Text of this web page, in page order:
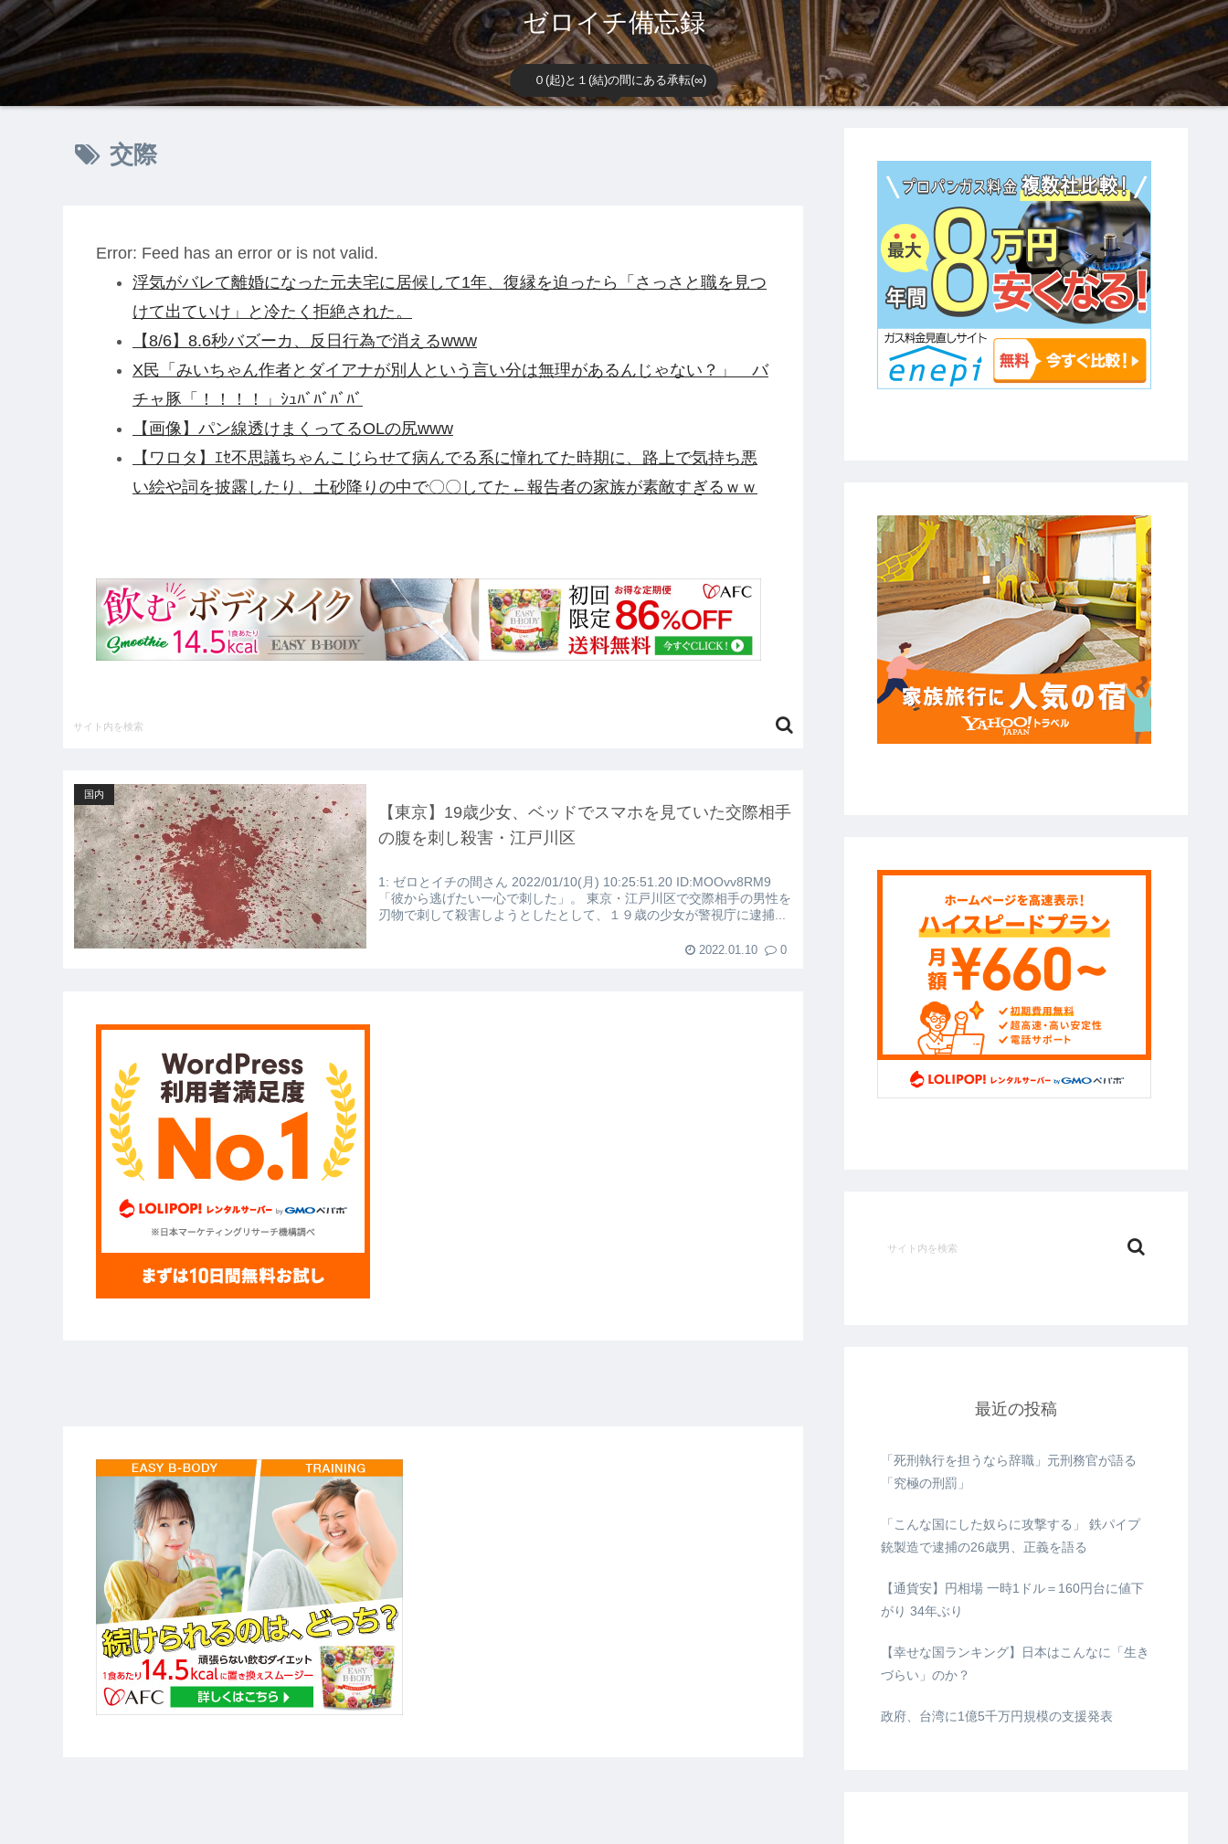
ゼロイチ備忘録
０(起)と１(結)の間にある承転(∞)
交際
Error: Feed has an error or is not valid.
浮気がバレて離婚になった元夫宅に居候して1年、復縁を迫ったら「さっさと職を見つ
けて出ていけ」と冷たく拒絶された。
【8/6】8.6秒バズーカ、反日行為で消えるwww
X民「みいちゃん作者とダイアナが別人という言い分は無理があるんじゃない？」 バ
チャ豚「！！！！」ｼｭﾊﾞﾊﾞﾊﾞﾊﾞ
【画像】パン線透けまくってるOLの尻www
【ワロタ】ｴｾ不思議ちゃんこじらせて病んでる系に憧れてた時期に、路上で気持ち悪
い絵や詞を披露したり、土砂降りの中で〇〇してた←報告者の家族が素敵すぎるｗｗ
費税減税やめろ！！財源はどうするんだ！！」他
【衝撃】清水アキラさんの息子・清水良太郎さん死去で落語家・柳家小はださんが
「いじめ」「暴行」被害告発・・・・・・・・・他
【アルカナディア】「ヴェルルッタ First Engage Ver.〈ファーストエンゲージVer.〉」
【悲報】NHK、フジテレビの仲間入り他
情勢に……他
ハードオフに売っていた4万4000円のフィギュアがヤバすぎるｗｗｗｗｗｗ「こんな高
いの？ｗｗ」「逆に超安い」
【GIF】JSのカンチョーワロタ
【衝撃】報酬100万円超の治験募集がこちらｗｗｗｗｗ(※画像あり)
【愕然】白のクラウン俺氏、高速道路左車線を制限速度で走った結果
国内
【東京】19歳少女、ベッドでスマホを見ていた交際相手
の腹を刺し殺害・江戸川区
1: ゼロとイチの間さん 2022/01/10(月) 10:25:51.20 ID:MOOvv8RM9
「彼から逃げたい一心で刺した」。 東京・江戸川区で交際相手の男性を
刃物で刺して殺害しようとしたとして、１９歳の少女が警視庁に逮捕...
2022.01.10 0
最近の投稿
「死刑執行を担うなら辞職」元刑務官が語る
「究極の刑罰」
「こんな国にした奴らに攻撃する」 鉄パイプ
銃製造で逮捕の26歳男、正義を語る
【通貨安】円相場 一時1ドル＝160円台に値下
がり 34年ぶり
【幸せな国ランキング】日本はこんなに「生き
づらい」のか？
政府、台湾に1億5千万円規模の支援発表